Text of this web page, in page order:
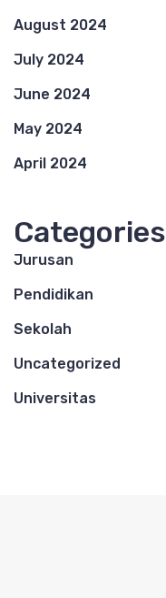
August 2024
July 2024
June 2024
May 2024
April 2024
Categories
Jurusan
Pendidikan
Sekolah
Uncategorized
Universitas